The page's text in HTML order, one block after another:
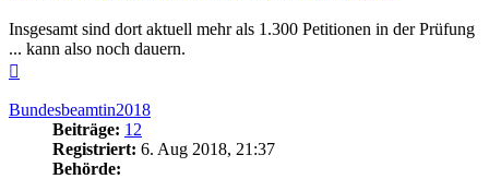
Insgesamt sind dort aktuell mehr als 1.300 Petitionen in der Prüfung
... kann also noch dauern.
Bundesbeamtin2018
Beiträge: 12
Registriert: 6. Aug 2018, 21:37
Behörde: